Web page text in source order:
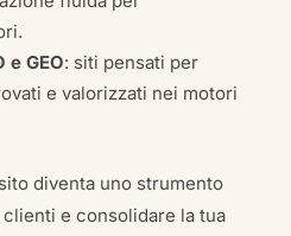
e GEO: siti pensati per
e valorizzati nei motori
diventa uno strumento
e consolidare la tua